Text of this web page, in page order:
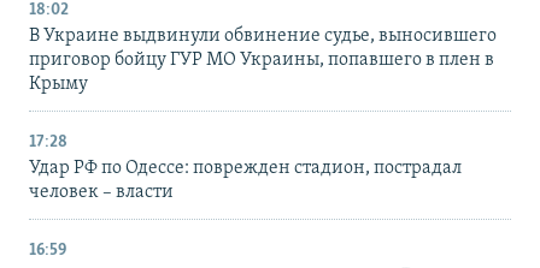
18:02
В Украине выдвинули обвинение судье, выносившего
приговор бойцу ГУР МО Украины, попавшего в плен в
Крыму
17:28
Удар РФ по Одессе: поврежден стадион, пострадал
человек – власти
16:59